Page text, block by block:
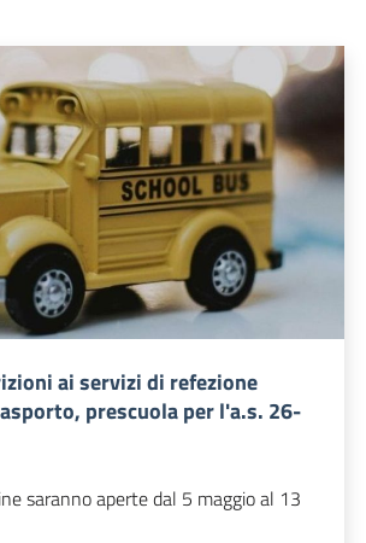
ai servizi di refezione
prescuola per l'a.s. 26-
saranno aperte dal 5 maggio al 13